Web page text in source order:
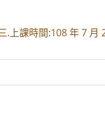
.上課時間:108 年 7 月